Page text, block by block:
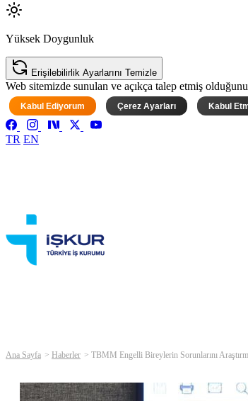
Yüksek Doygunluk
Erişilebilirlik Ayarlarını Temizle
Web sitemizde sunulan ve açıkça talep etmiş
Kabul Ediyorum Çerez Ayarları Kabul
TR EN
Ana Sayfa Haberler TBMM Engelli Bireylerin Sorunlarını